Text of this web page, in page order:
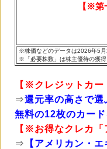
【※第
※株価などのデータは2026年5月
※「必要株数」は株主優待の獲得
【※クレジットカー
⇒還元率の高さで
無料の12枚のカード
【※お得なクレカ「
⇒
【アメリカン・